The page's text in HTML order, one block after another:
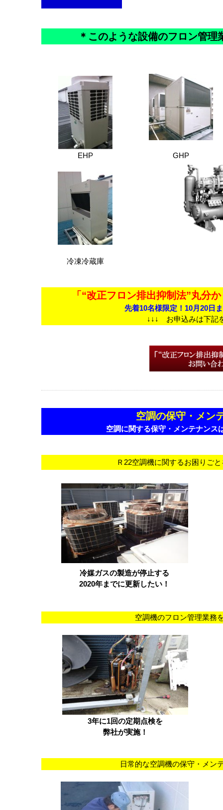
＊このような設備のフロン管
EHP GHP
冷凍冷蔵庫
「“改正フロン排出抑制法”丸分
先着10名様限定！ 10月 20日
↓↓↓ お申込みは下記
空調の保守・メン
空調に関する保守・メンテナンス
Ｒ22空調機に関するお困りご
冷媒ガスの製造が停止する
2020年までに更新したい ！
空調機のフロン管理業務
3年に1回の定期点検を
弊社が実施！
日常的な空調機の保守・メン